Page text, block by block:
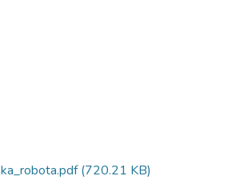
(720.21 KB)